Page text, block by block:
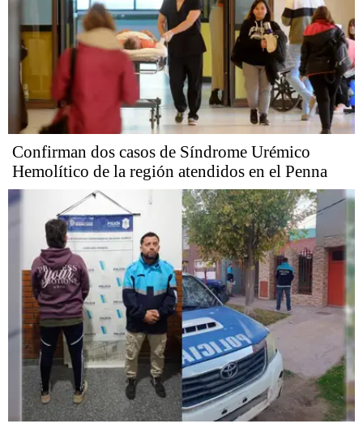
Confirman dos casos de Síndrome Urémico
Hemolítico de la región atendidos en el Penna